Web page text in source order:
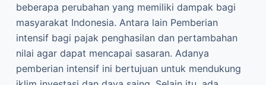
beberapa perubahan yang memiliki dampak bagi
masyarakat Indonesia. Antara lain Pemberian
intensif bagi pajak penghasilan dan pertambahan
nilai agar dapat mencapai sasaran. Adanya
pemberian intensif ini bertujuan untuk mendukung